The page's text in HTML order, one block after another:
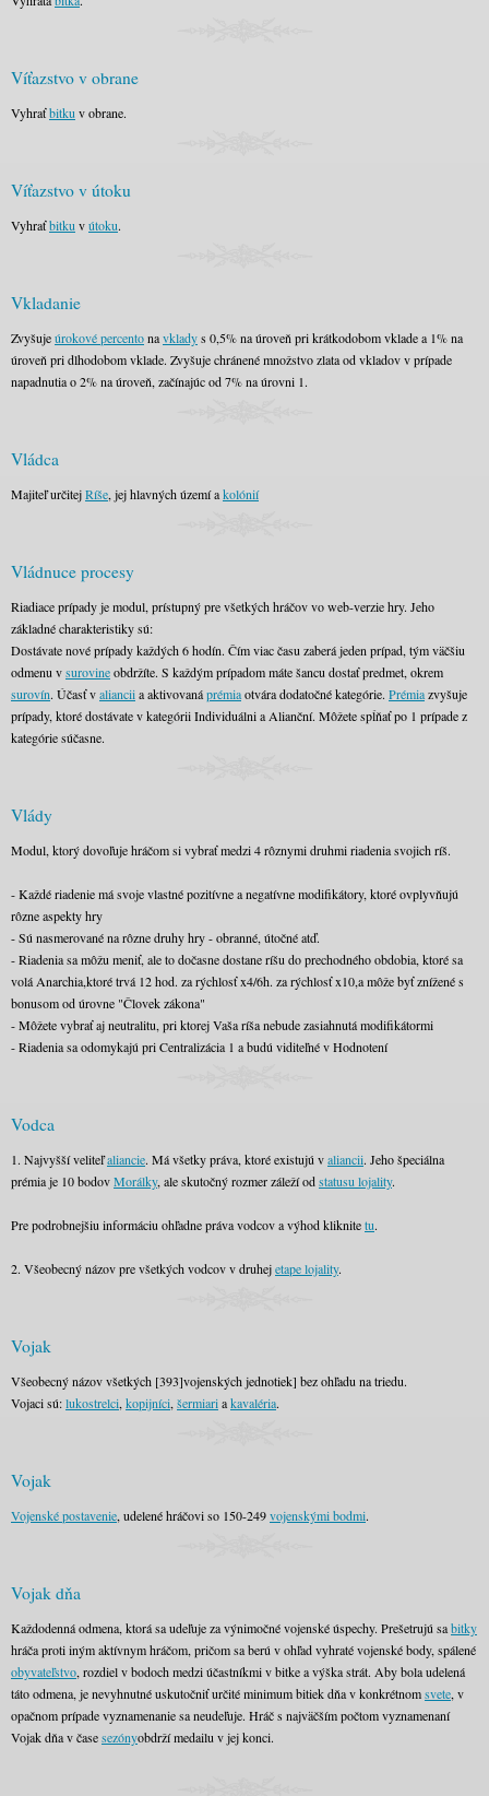
Víťazstvo v obrane
Vyhraťbitku v obrane.
Víťazstvo v útoku
Vyhraťbitku vútoku.
Vkladanie
Zvyšujeúrokové percentonavkladys 0,5% na úroveň pri krátkodobom vklade a 1% na
úroveň pri dlhodobom vklade. Zvyšuje chránené množstvo zlata od vkladov v prípade
napadnutia o 2% na úroveň, začínajúc od 7% na úrovni 1.
Vládca
Majiteľ určitejRíše, jej hlavných území akolónií
Vládnuce procesy
Riadiace prípady je modul, prístupný pre všetkých hráčov vo web-verzie hry. Jeho
základné charakteristiky sú:
Dostávate nové prípady každých 6 hodín. Čím viac času zaberá jeden prípad, tým väčšiu
odmenu vsurovineobdržíte. S každým prípadom máte šancu dostať predmet, okrem
surovín. Účasť valianciia aktivovanáprémiaotvára dodatočné kategórie. Prémiazvyšuje
prípady, ktoré dostávate v kategórii Individuálni a Alianční. Môžete spĺňať po 1 prípade z
kategórie súčasne.
Vlády
Modul, ktorý dovoľuje hráčom si vybrať medzi 4 rôznymi druhmi riadenia svojich ríš.
- Každé riadenie má svoje vlastné pozitívne a negatívne modifikátory, ktoré ovplyvňujú
rôzne aspekty hry
- Sú nasmerované na rôzne druhy hry - obranné, útočné atď.
- Riadenia sa môžu meniť, ale to dočasne dostane ríšu do prechodného obdobia, ktoré sa
volá Anarchia,ktoré trvá 12 hod. za rýchlosť x4/6h. za rýchlosť x10,a môže byť znížené s
bonusom od úrovne "Človek zákona"
- Môžete vybrať aj neutralitu, pri ktorej Vaša ríša nebude zasiahnutá modifikátormi
- Riadenia sa odomykajú pri Centralizácia 1 a budú viditeľné v Hodnotení
Vodca
1. Najvyšší veliteľaliancie. Má všetky práva, ktoré existujú valiancii. Jeho špeciálna
prémia je 10 bodovMorálky, ale skutočný rozmer záleží odstatusu lojality.
Pre podrobnejšiu informáciu ohľadne práva vodcov a výhod kliknitetu.
2. Všeobecný názov pre všetkých vodcov v druhejetape lojality.
Vojak
Všeobecný názov všetkých [393]vojenských jednotiek] bez ohľadu na triedu.
Vojaci sú:lukostrelci, kopijníci, šermiariakavaléria.
Vojak
Vojenské postavenie, udelené hráčovi so 150-249vojenskými bodmi.
Vojak dňa
Každodenná odmena, ktorá sa udeľuje za výnimočné vojenské úspechy. Prešetrujú sabitky
hráča proti iným aktívnym hráčom, pričom sa berú v ohľad vyhraté vojenské body, spálené
obyvateľstvo, rozdiel v bodoch medzi účastníkmi v bitke a výška strát. Aby bola udelená
táto odmena, je nevyhnutné uskutočniť určité minimum bitiek dňa v konkrétnomsvete, v
opačnom prípade vyznamenanie sa neudeľuje. Hráč s najväčším počtom vyznamenaní
Vojak dňa v časesezónyobdrží medailu v jej konci.